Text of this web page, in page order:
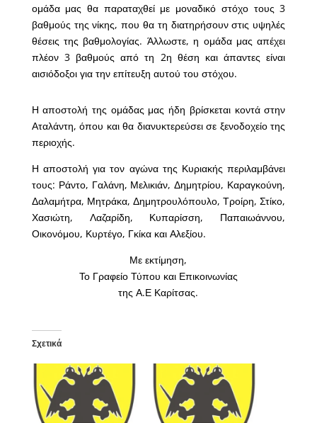
ομάδα μας θα παραταχθεί με μοναδικό στόχο τους 3
βαθμούς της νίκης, που θα τη διατηρήσουν στις υψηλές
θέσεις της βαθμολογίας. Άλλωστε, η ομάδα μας απέχει
πλέον 3 βαθμούς από τη 2η θέση και άπαντες είναι
αισιόδοξοι για την επίτευξη αυτού του στόχου.
Η αποστολή της ομάδας μας ήδη βρίσκεται κοντά στην
Αταλάντη, όπου και θα διανυκτερεύσει σε ξενοδοχείο της
περιοχής.
Η αποστολή για τον αγώνα της Κυριακής περιλαμβάνει
τους: Ράντο, Γαλάνη, Μελικιάν, Δημητρίου, Καραγκούνη,
Δαλαμήτρα, Μητράκα, Δημητρουλόπουλο, Τροίρη, Στίκο,
Χασιώτη, Λαζαρίδη, Κυπαρίσση, Παπαιωάννου,
Οικονόμου, Κυρτέγο, Γκίκα και Αλεξίου.
Με εκτίμηση,
Το Γραφείο Τύπου και Επικοινωνίας
της Α.Ε Καρίτσας.
Σχετικά